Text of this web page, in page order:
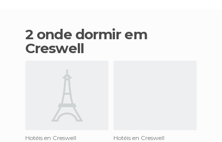
2 onde dormir em
Creswell
Hotéis en Creswell
Hotéis en Creswell